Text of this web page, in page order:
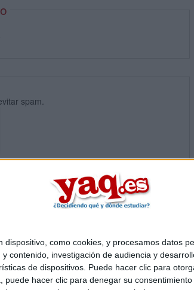
como cookies, y procesamos datos
contenido, investigación de audiencia y
de dispositivos. Puede hacer clic para
hacer clic para denegar su
spam.
Quiénes somos |Contactar| Anúnciate
de privacidad|Condiciones generales|